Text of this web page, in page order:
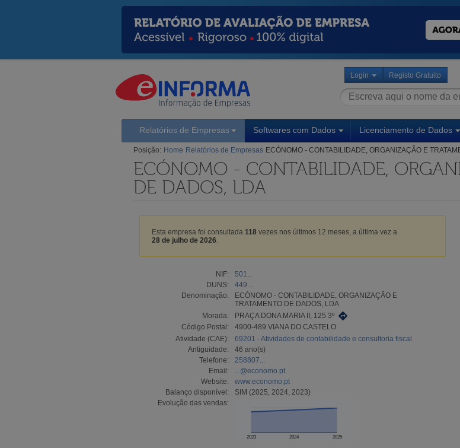
Login Registo Gratuito
Relatórios de Empresas Softwares com Dados Licenciamento de Dados
Posição: Home Relatórios de Empresas ECÓNOMO - CONTABILIDADE, ORGANIZAÇÃO E
ECÓNOMO - CONTABILIDADE,
DE DADOS, LDA
Esta empresa foi consultada 118 vezes nos últimos 12 meses, a última vez a
28 de julho de 2026
NIF:
501...
DUNS:
449...
Denominação:
ECÓNOMO - CONTABILIDADE, ORGANIZAÇÃO E
TRATAMENTO DE DADOS, LDA
Morada:
PRAÇA DONA MARIA II, 125 3º
Código Postal:
4900-489 VIANA DO CASTELO
Atividade (CAE):
69201 - Atividades de contabilidade e consultoria fiscal
Antiguidade:
46 ano(s)
Telefone:
258807...
Email:
...@economo.pt
Website:
www.economo.pt
Balanço disponível:
SIM (2025, 2024, 2023)
Evolução das vendas:
2023 2024 2025